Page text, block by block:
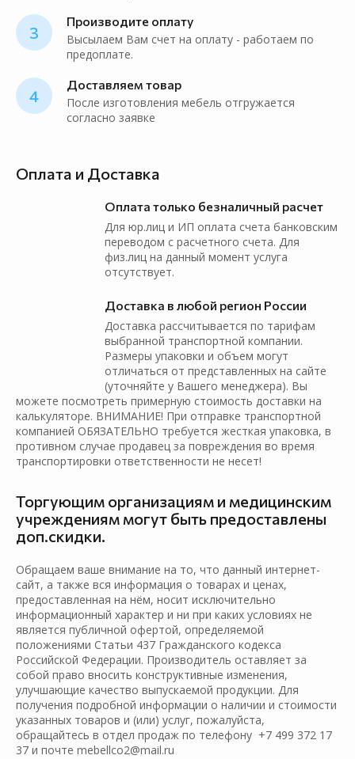
3
Производите оплату
Высылаем Вам счет на оплату - работаем по
предоплате.
4
Доставляем товар
После изготовления мебель отгружается
согласно заявке
Оплата и Доставка
Оплата только безналичный расчет
Для юр.лиц и ИП оплата счета банковским
переводом с расчетного счета. Для
физ.лиц на данный момент услуга
отсутствует.
Доставка в любой регион России
Доставка рассчитывается по тарифам
выбранной транспортной компании.
Размеры упаковки и объем могут
отличаться от представленных на сайте
(уточняйте у Вашего менеджера). Вы
можете посмотреть примерную стоимость доставки на
калькуляторе. ВНИМАНИЕ! При отправке транспортной
компанией ОБЯЗАТЕЛЬНО требуется жесткая упаковка, в
противном случае продавец за повреждения во время
транспортировки ответственности не несет!
Торгующим организациям и медицинским
учреждениям могут быть предоставлены
доп.скидки.
Обращаем ваше внимание на то, что данный интернет-
сайт, а также вся информация о товарах и ценах,
предоставленная на нём, носит исключительно
информационный характер и ни при каких условиях не
является публичной офертой, определяемой
положениями Статьи 437 Гражданского кодекса
Российской Федерации. Производитель оставляет за
собой право вносить конструктивные изменения,
улучшающие качество выпускаемой продукции. Для
получения подробной информации о наличии и стоимости
указанных товаров и (или) услуг, пожалуйста,
обращайтесь в отдел продаж по телефону +7 499 372 17
37 и почте mebellco2@mail.ru